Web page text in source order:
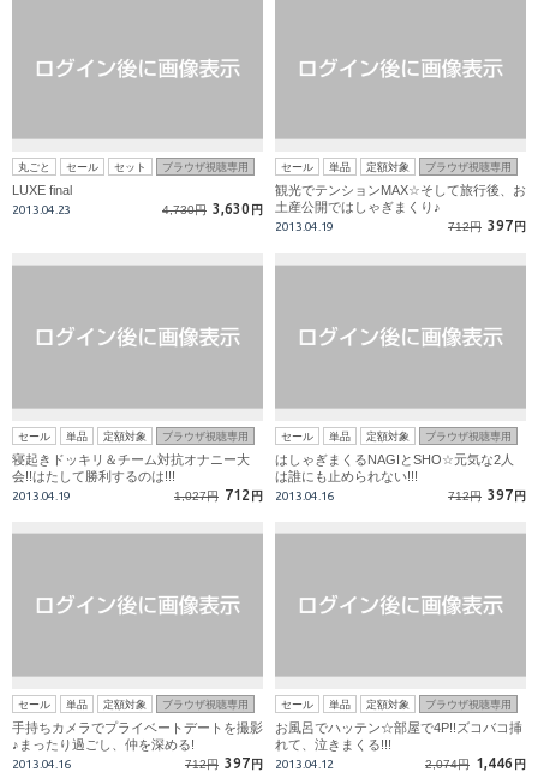
丸ごと セール セット ブラウザ視聴専用
LUXE final
2013.04.23 4,730円 3,630 円
セール 単品 定額対象 ブラウザ視聴専用
観光でテンションMAX☆そして旅行後、お
土産公開ではしゃぎまくり♪
2013.04.19 712円 397 円
セール 単品 定額対象 ブラウザ視聴専用
寝起きドッキリ＆チーム対抗オナニー大
会!!はたして勝利するのは!!!
2013.04.19 1,027円 712 円
セール 単品 定額対象 ブラウザ視聴専用
はしゃぎまくるNAGIとSHO☆元気な2人
は誰にも止められない!!!
2013.04.16 712円 397 円
セール 単品 定額対象 ブラウザ視聴専用
手持ちカメラでプライベートデートを撮影
♪まったり過ごし、仲を深める!
2013.04.16 712円 397 円
セール 単品 定額対象 ブラウザ視聴専用
お風呂でハッテン☆部屋で4P!!ズコバコ挿
れて、泣きまくる!!!
2013.04.12 2,074円 1,446 円